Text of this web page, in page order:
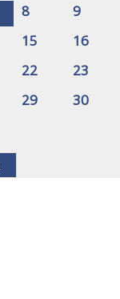
8
9
15
16
22
23
29
30